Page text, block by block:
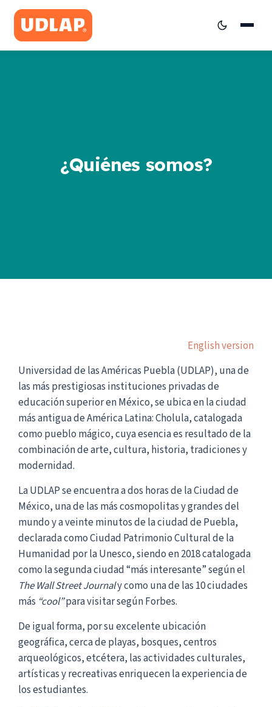
¿Quiénes somos?
English version
Universidad de las Américas Puebla (UDLAP), una de
las más prestigiosas instituciones privadas de
educación superior en México, se ubica en la ciudad
más antigua de América Latina: Cholula, catalogada
como pueblo mágico, cuya esencia es resultado de la
combinación de arte, cultura, historia, tradiciones y
modernidad.
La UDLAP se encuentra a dos horas de la Ciudad de
México, una de las más cosmopolitas y grandes del
mundo y a veinte minutos de la ciudad de Puebla,
declarada como Ciudad Patrimonio Cultural de la
Humanidad por la Unesco, siendo en 2018 catalogada
como la segunda ciudad “más interesante” según el
The Wall Street Journaly como una de las 10 ciudades
más “cool”para visitar según Forbes.
De igual forma, por su excelente ubicación
geográfica, cerca de playas, bosques, centros
arqueológicos, etcétera, las actividades culturales,
artísticas y recreativas enriquecen la experiencia de
los estudiantes.